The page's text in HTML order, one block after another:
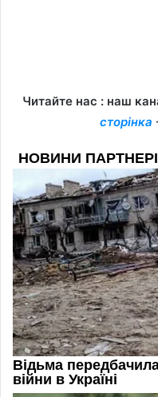
Читайте нас : наш
сторінка